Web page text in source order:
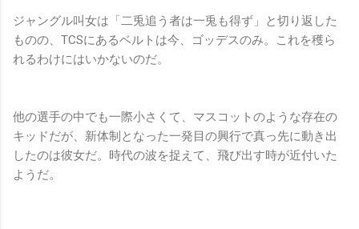
ジャングル叫女は「二兎追う者は一兎も得ず」と切り返した
ものの、TCSにあるベルトは今、ゴッデスのみ。これを穫ら
れるわけにはいかないのだ。
他の選手の中でも一際小さくて、マスコットのような存在の
キッドだが、新体制となった一発目の興行で真っ先に動き出
したのは彼女だ。時代の波を捉えて、飛び出す時が近付いた
ようだ。